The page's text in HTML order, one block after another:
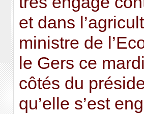
et dans
ministre de
le Gers ce
côtés du
qu’elle s’est